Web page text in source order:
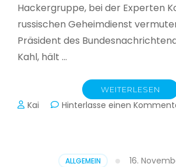
Hackergruppe, bei der Experten
russischen Geheimdienst
Präsident des
Kahl, hält …
WEITERLESEN
Kai Hinterlasse einen
ALLGEMEIN 16.